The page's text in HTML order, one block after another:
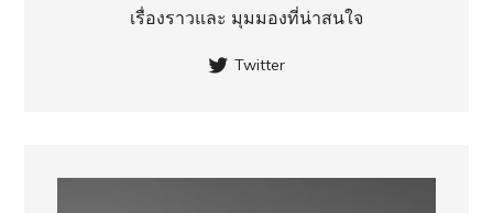
เรื่องราวและ มุมมองที่น่าสนใจ
Twitter